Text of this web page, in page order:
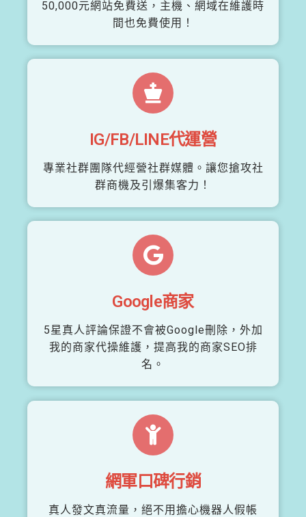
50,000元網站免費送，主機、網域在維護時
間也免費使用！
IG/FB/LINE代運營
專業社群團隊代經營社群媒體。讓您搶攻社
群商機及引爆集客力！
Google商家
5星真人評論保證不會被Google刪除，外加
我的商家代操維護，提高我的商家SEO排
名。
網軍口碑行銷
真人發文真流量，絕不用擔心機器人假帳